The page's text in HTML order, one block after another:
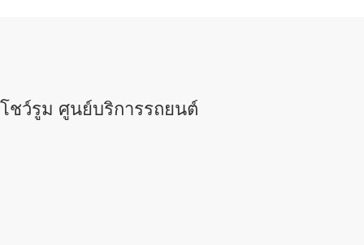
โชว์รูม ศูนย์บริการรถยนต์